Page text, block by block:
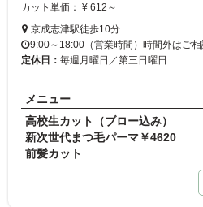
カット単価： ¥ 612～
京成志津駅徒歩10分
9:00～18:00（営業時間）時間外はご相
定休日： 毎週月曜日／第三日曜日
メニュー
高校生カット（ブロー込み）
新次世代まつ毛パーマ￥4620
前髪カット